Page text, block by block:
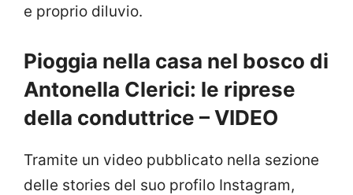
e proprio diluvio.
Pioggia nella casa nel bosco di
Antonella Clerici: le riprese
della conduttrice – VIDEO
Tramite un video pubblicato nella sezione
delle stories del suo profilo Instagram,